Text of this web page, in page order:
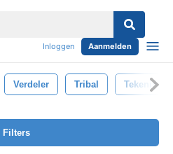
Inloggen Aanmelden
Verdeler Tribal Tekening
Filters